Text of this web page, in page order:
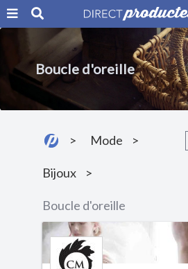
Boucle d'oreille
Mode
Bijoux
Boucle d'oreille